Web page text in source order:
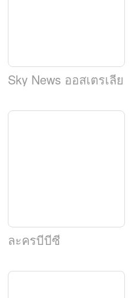
Sky News ออสเตรเลีย
ละครบีบีซี